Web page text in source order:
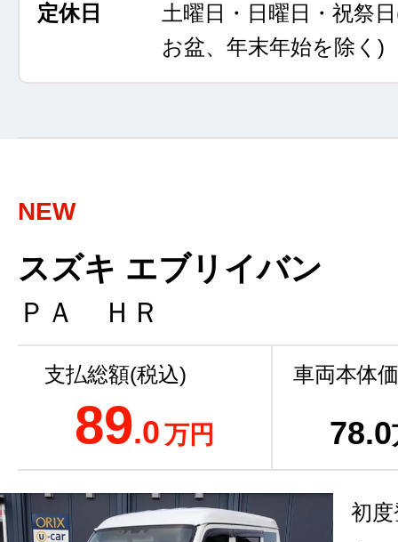
定休日
土曜日・日曜日・祝祭日
お盆、年末年始を除く)
NEW
スズキ エブリイバン
ＰＡ ＨＲ
支払総額(税込)
89.0万円
車両本体
78.0
初